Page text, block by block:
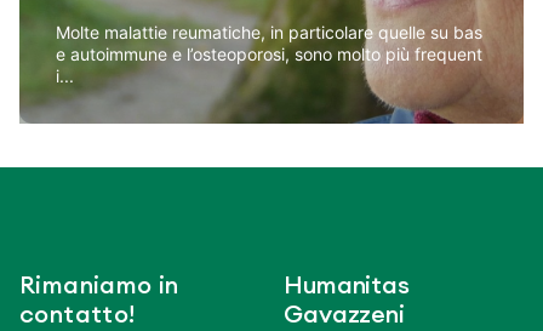
Molte malattie reumatiche, in particolare quelle su bas
e autoimmune e l’osteoporosi, sono molto più frequent
i...
Rimaniamo in
contatto!
Humanitas
Gavazzeni